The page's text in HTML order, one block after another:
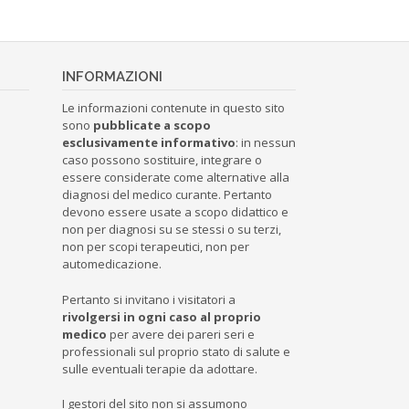
INFORMAZIONI
Le informazioni contenute in questo sito
sono pubblicate a scopo
esclusivamente informativo: in nessun
caso possono sostituire, integrare o
essere considerate come alternative alla
diagnosi del medico curante. Pertanto
devono essere usate a scopo didattico e
non per diagnosi su se stessi o su terzi,
non per scopi terapeutici, non per
automedicazione.
Pertanto si invitano i visitatori a
rivolgersi in ogni caso al proprio
medico per avere dei pareri seri e
professionali sul proprio stato di salute e
sulle eventuali terapie da adottare.
I gestori del sito non si assumono